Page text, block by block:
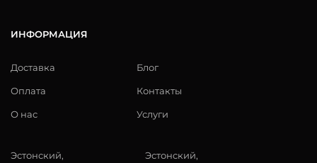
ИНФОРМАЦИЯ
Доставка
Оплата
О нас
Блог
Контакты
Услуги
Эстонский,
Эстонский,